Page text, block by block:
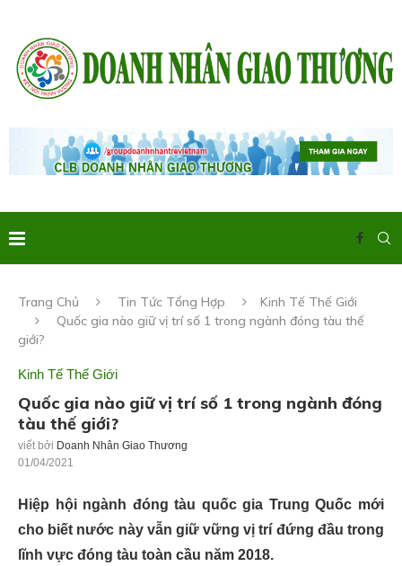
Trang Chủ Tin Tức Tổng Hợp
Kinh Tế Thế Giới
Quốc gia nào giữ vị trí số 1 trong ngành đóng tàu thế
giới?
Kinh Tế Thế Giới
Quốc gia nào giữ vị trí số 1 trong ngành đóng
tàu thế giới?
viết bởi Doanh Nhân Giao Thương
01/04/2021
Hiệp hội ngành đóng tàu quốc gia Trung Quốc mới
cho biết nước này vẫn giữ vững vị trí đứng đầu trong
lĩnh vực đóng tàu toàn cầu năm 2018.